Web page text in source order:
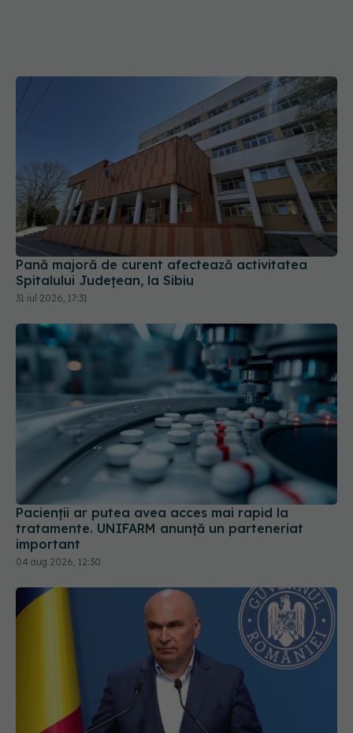
Pană majoră de curent afectează activitatea
Spitalului Județean, la Sibiu
31 iul 2026, 17:31
Pacienții ar putea avea acces mai rapid la
tratamente. UNIFARM anunță un parteneriat
important
04 aug 2026, 12:30
Ilie Bolojan, anunț despre spitale în contextul